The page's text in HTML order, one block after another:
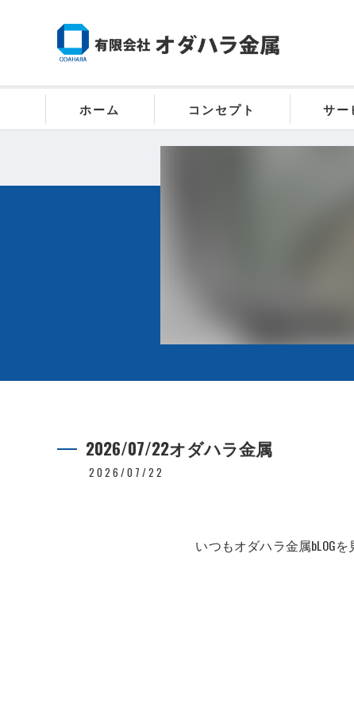
ホーム コンセプト サー
2026/07/22オダハラ金属
2026/07/22
いつもオダハラ金属bLOG